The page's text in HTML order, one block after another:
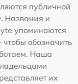
публичной
Названия и
упоминаются
обозначить
Наша
их